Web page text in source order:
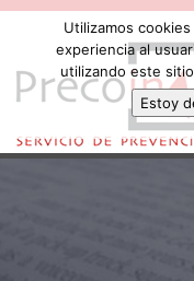
Utilizamos
experiencia al
utilizando este
Estoy